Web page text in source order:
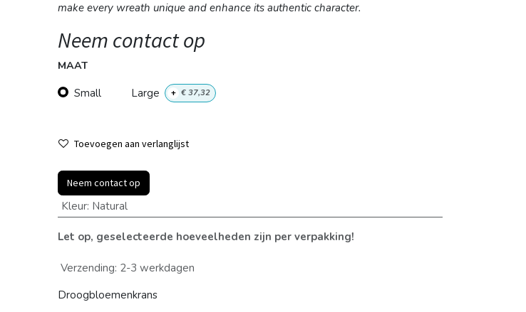
make every wreath unique and enhance its authentic character.
Neem contact op
MAAT
Small
Large + € 37,32
Toevoegen aan verlanglijst
Neem contact op
Kleur: Natural
Let op, geselecteerde hoeveelheden zijn per verpakking!
Verzending: 2-3 werkdagen
Droogbloemenkrans